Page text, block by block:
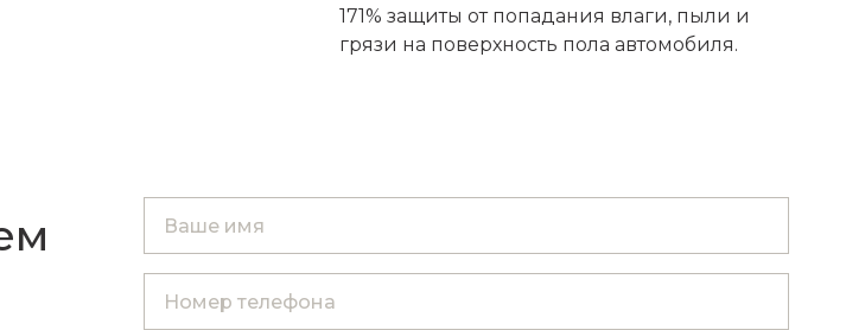
171% защиты от попадания влаги, пыли и
грязи на поверхность пола автомобиля.